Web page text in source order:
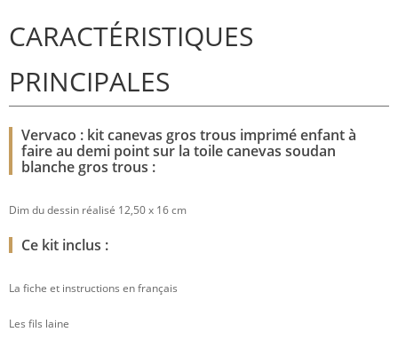
CARACTÉRISTIQUES
PRINCIPALES
Vervaco : kit canevas gros trous imprimé enfant à
faire au demi point sur la toile canevas soudan
blanche gros trous :
Dim du dessin réalisé 12,50 x 16 cm
Ce kit inclus :
La fiche et instructions en français
Les fils laine